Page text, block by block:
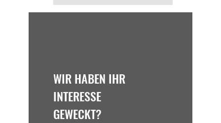
WIR HABEN IHR
INTERESSE
GEWECKT?